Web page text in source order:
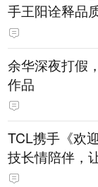
手王阳诠释品
余华深夜打假
作品
TCL携手《欢
技长情陪伴，
活